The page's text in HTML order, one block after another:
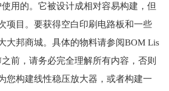
用的。它被设计成相对容易构建，但
项目。要获得空白印刷电路板和一些
大邦商城。具体的物料请参阅BOM Lis
前，请务必完全理解所有内容，否则
您构建线性稳压放大器，或者构建一